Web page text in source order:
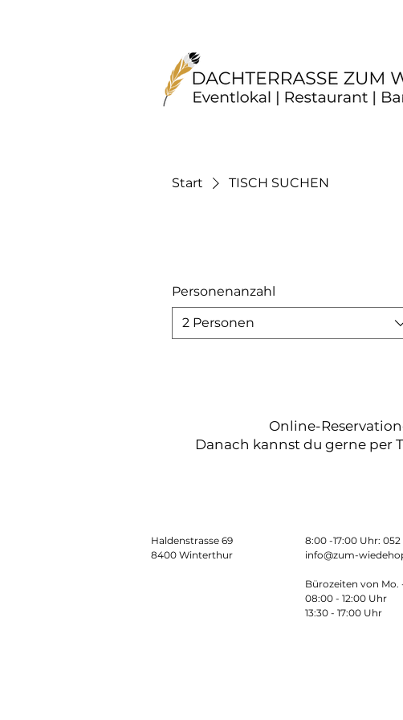
Start TISCH SUCHEN
Personenanzahl
2 Personen
Online-
Danach kannst du gerne per
Haldenstrasse 69
8400 Winterthur
​​8:00 -17:00 Uhr: 052
info@zum-
Bürozeiten von Mo.
08:00 - 12:00 Uhr
13:30 - 17:00 Uhr